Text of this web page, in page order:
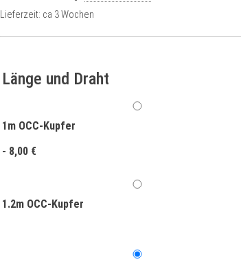
Lieferzeit: ca 3 Wochen
Länge und Draht
1m OCC-Kupfer
- 8,00 €
1.2m OCC-Kupfer